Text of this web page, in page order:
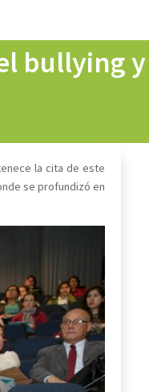
bullying
la cita de este
se profundizó en